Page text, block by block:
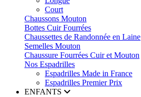
Court
Chaussons Mouton
Bottes Cuir Fourrées
Chaussettes de Randonnée en Laine
Semelles Mouton
Chaussure Fourrées Cuir et Mouton
Nos Espadrilles
Espadrilles Made in France
Espadrilles Premier Prix
ENFANTS